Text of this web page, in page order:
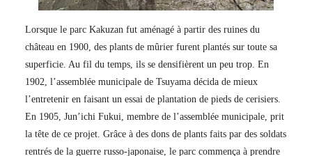
Lorsque le parc Kakuzan fut aménagé à partir des ruines du
château en 1900, des plants de mûrier furent plantés sur toute sa
superficie. Au fil du temps, ils se densifièrent un peu trop. En
1902, l’assemblée municipale de Tsuyama décida de mieux
l’entretenir en faisant un essai de plantation de pieds de cerisiers.
En 1905, Jun’ichi Fukui, membre de l’assemblée municipale, prit
la tête de ce projet. Grâce à des dons de plants faits par des soldats
rentrés de la guerre russo-japonaise, le parc commença à prendre